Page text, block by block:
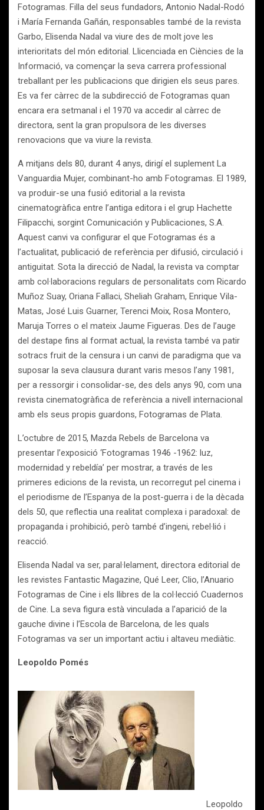
Fotogramas. Filla del seus fundadors, Antonio Nadal-Rodó
i María Fernanda Gañán, responsables també de la revista
Garbo, Elisenda Nadal va viure des de molt jove les
interioritats del món editorial. Llicenciada en Ciències de la
Informació, va començar la seva carrera professional
treballant per les publicacions que dirigien els seus pares.
Es va fer càrrec de la subdirecció de Fotogramas quan
encara era setmanal i el 1970 va accedir al càrrec de
directora, sent la gran propulsora de les diverses
renovacions que va viure la revista.
A mitjans dels 80, durant 4 anys, dirigí el suplement La
Vanguardia Mujer, combinant-ho amb Fotogramas. El 1989,
va produir-se una fusió editorial a la revista
cinematogràfica entre l’antiga editora i el grup Hachette
Filipacchi, sorgint Comunicación y Publicaciones, S.A.
Aquest canvi va configurar el que Fotogramas és a
l’actualitat, publicació de referència per difusió, circulació i
antiguitat. Sota la direcció de Nadal, la revista va comptar
amb col·laboracions regulars de personalitats com Ricardo
Muñoz Suay, Oriana Fallaci, Sheliah Graham, Enrique Vila-
Matas, José Luis Guarner, Terenci Moix, Rosa Montero,
Maruja Torres o el mateix Jaume Figueras. Des de l’auge
del destape fins al format actual, la revista també va patir
sotracs fruit de la censura i un canvi de paradigma que va
suposar la seva clausura durant varis mesos l’any 1981,
per a ressorgir i consolidar-se, des dels anys 90, com una
revista cinematogràfica de referència a nivell internacional
amb els seus propis guardons, Fotogramas de Plata.
L’octubre de 2015, Mazda Rebels de Barcelona va
presentar l’exposició ‘Fotogramas 1946 -1962: luz,
modernidad y rebeldía’ per mostrar, a través de les
primeres edicions de la revista, un recorregut pel cinema i
el periodisme de l’Espanya de la post-guerra i de la dècada
dels 50, que reflectia una realitat complexa i paradoxal: de
propaganda i prohibició, però també d’ingeni, rebel·lió i
reacció.
Elisenda Nadal va ser, paral·lelament, directora editorial de
les revistes Fantastic Magazine, Qué Leer, Clio, l’Anuario
Fotogramas de Cine i els llibres de la col·lecció Cuadernos
de Cine. La seva figura està vinculada a l’aparició de la
gauche divine i l’Escola de Barcelona, de les quals
Fotogramas va ser un important actiu i altaveu mediàtic.
Leopoldo Pomés
Leopoldo